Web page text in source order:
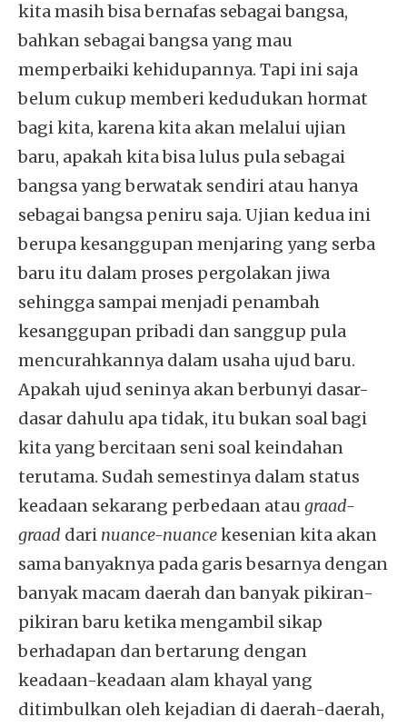
kita masih bisa bernafas sebagai bangsa,
bahkan sebagai bangsa yang mau
memperbaiki kehidupannya. Tapi ini saja
belum cukup memberi kedudukan hormat
bagi kita, karena kita akan melalui ujian
baru, apakah kita bisa lulus pula sebagai
bangsa yang berwatak sendiri atau hanya
sebagai bangsa peniru saja. Ujian kedua ini
berupa kesanggupan menjaring yang serba
baru itu dalam proses pergolakan jiwa
sehingga sampai menjadi penambah
kesanggupan pribadi dan sanggup pula
mencurahkannya dalam usaha ujud baru.
Apakah ujud seninya akan berbunyi dasar-
dasar dahulu apa tidak, itu bukan soal bagi
kita yang bercitaan seni soal keindahan
terutama. Sudah semestinya dalam status
keadaan sekarang perbedaan ataugraad-
graad dari nuance-nuancekesenian kita akan
sama banyaknya pada garis besarnya dengan
banyak macam daerah dan banyak pikiran-
pikiran baru ketika mengambil sikap
berhadapan dan bertarung dengan
keadaan-keadaan alam khayal yang
ditimbulkan oleh kejadian di daerah-daerah,